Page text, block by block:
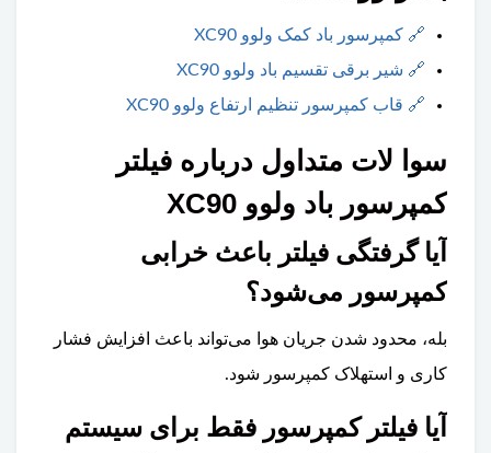
🔗 کمپرسور باد کمک ولوو XC90
🔗 شیر برقی تقسیم باد ولوو XC90
🔗 قاب کمپرسور تنظیم ارتفاع ولوو XC90
سوا لات متداول درباره فیلتر
کمپرسور باد ولوو XC90
آیا گرفتگی فیلتر باعث خرابی
کمپرسور می‌شود؟
بله، محدود شدن جریان هوا می‌تواند باعث افزایش فشار
کاری و استهلاک کمپرسور شود.
آیا فیلتر کمپرسور فقط برای سیستم